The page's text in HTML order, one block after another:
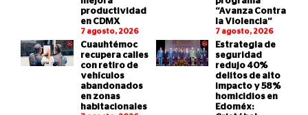
productividad
en CDMX
7 agosto, 2026
“Avanza Contra
la Violencia”
7 agosto, 2026
Cuauhtémoc
recupera calles
con retiro de
vehículos
abandonados
en zonas
habitacionales
Estrategia de
seguridad
redujo 40%
delitos de alto
impacto y 58%
homicidios en
Edoméx: